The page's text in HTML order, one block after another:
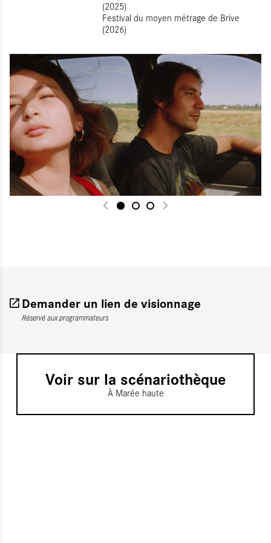
(2025)
Festival du moyen métrage de Brive
(2026)
Demander un lien de visionnage
Réservé aux programmateurs
Voir sur la scénariothèque
À Marée haute